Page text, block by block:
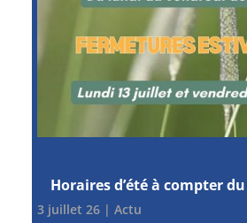
Horaires d’été à compter
3 juillet 26| Actu